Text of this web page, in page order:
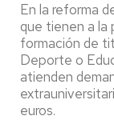
En la reforma
que tienen a la
formación de
Deporte o
atienden
euros.